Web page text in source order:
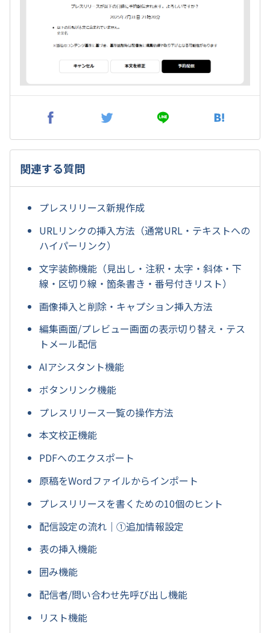
関連する質問
プレスリリース新規作成
URLリンクの挿入方法（通常URL・テキストへの
ハイパーリンク）
文字装飾機能（見出し・注釈・太字・斜体・下
線・区切り線・箇条書き・番号付きリスト）
画像挿入と削除・キャプション挿入方法
編集画面/プレビュー画面の表示切り替え・テス
トメール配信
AIアシスタント機能
ボタンリンク機能
プレスリリース一覧の操作方法
本文校正機能
PDFへのエクスポート
原稿をWordファイルからインポート
プレスリリースを書くための10個のヒント
配信設定の流れ｜①追加情報設定
表の挿入機能
囲み機能
配信者/問い合わせ先呼び出し機能
リスト機能